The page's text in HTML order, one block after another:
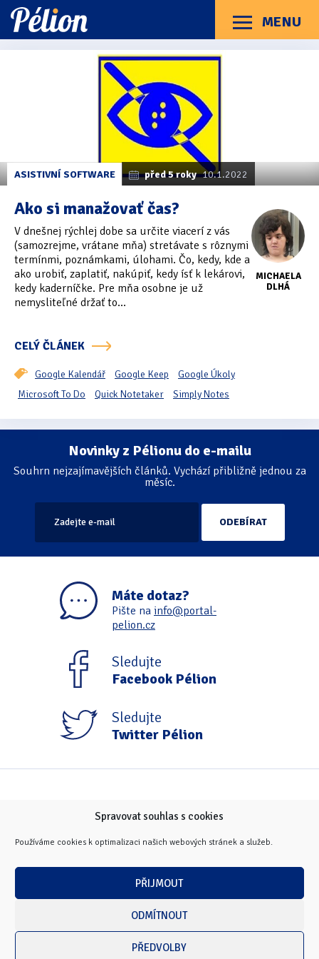
Spravovat souhlas s cookies
Používáme cookies k optimalizaci našich webových stránek a služeb.
PŘIJMOUT
ODMÍTNOUT
PŘEDVOLBY
Přejít
na
štítky
Přejít
na
kategorie
Přejít
na
obsah
MENU
Menu
Příručky O Pélionu Kontakt
Kategorie článků
Braillské řádky(31)
Lupy
Mobilní zařízení(85)
Počítače a notebooky(66)
Zápisníky(7)
Oficiální materiály
Pozvánky & oznámení(67)
Pracuji sluchem a hmatem
Pracuji zrakem(456)
Pracuji zrakem a sluchem(515)
Asistivní software(428)
Běžný software(284)
Tipy & triky(17)
kategorie
To
ASISTIVNÍ SOFTWARE před 5 roky 10.1.2022
MICHAELA
DLHÁ
Ako si manažovať čas?
V dnešnej rýchlej dobe sa určite viacerí z vás
(samozrejme, vrátane mňa) stretávate s rôznymi
termínmi, poznámkami, úlohami. Čo, kedy, kde a
ako urobiť, zaplatiť, nakúpiť, kedy ísť k lekárovi,
kedy kaderníčke. Pre mňa osobne je už
nemysliteľné držať to...
CELÝ ČLÁNEK
Google Kalendář Google Keep
Google Úkoly
Microsoft To Do
Quick Notetaker Simply Notes
Stránkování
Novinky z Pélionu do e-mailu
Souhrn nejzajímavějších článků. Vychází přibližně jednou za
měsíc.
Máte dotaz?
Pište na info@portal-
pelion.cz
Sledujte
Facebook Pélion
Sledujte
Twitter Pélion